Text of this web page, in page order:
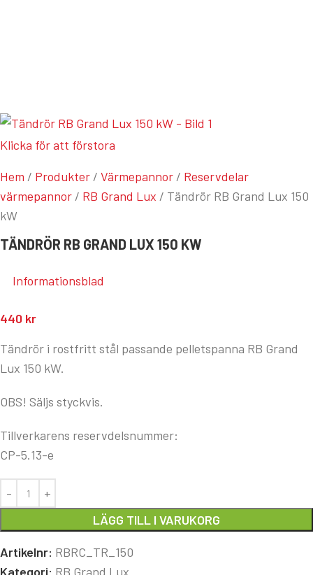
Klicka för att förstora
Hem / Produkter/ Värmepannor/ Reservdelar
värmepannor/ RB Grand Lux / Tändrör RB Grand Lux 150
kW
TÄNDRÖR RB GRAND LUX 150 KW
Informationsblad
440 kr
Tändrör i rostfritt stål passande pelletspanna RB Grand
Lux 150 kW.
OBS! Säljs styckvis.
Tillverkarens reservdelsnummer:
CP-5.13-e
LÄGG TILL I VARUKORG
Artikelnr: RBRC_TR_150
Kategori: RB Grand Lux